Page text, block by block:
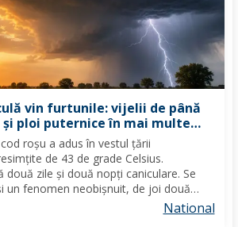
vin furtunile: vijelii de până
și ploi puternice în mai multe
roşu a adus în vestul ţării
de 43 de grade Celsius.
două zile şi două nopţi caniculare. Se
un fenomen neobişnuit, de joi două
vor fi în vigoare în acelaşi timp în mare
un cod de caniculă şi unul de...
National